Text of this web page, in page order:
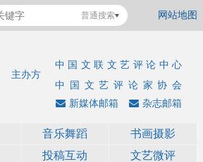
网站地图
普通搜索
中国文联文艺评论中心
中国文艺评论家协会
主办方
杂志邮箱
新媒体邮箱
音乐舞蹈
书画摄影
投稿互动
文艺微评